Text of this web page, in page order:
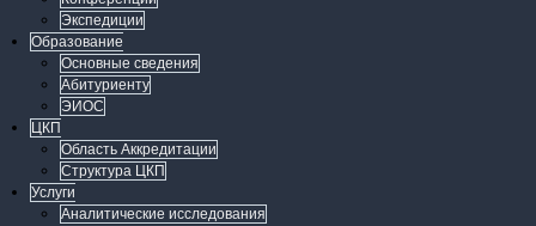
Экспедиции
Образование
Основные сведения
Абитуриенту
ЭИОС
ЦКП
Область Аккредитации
Структура ЦКП
Услуги
Аналитические исследования